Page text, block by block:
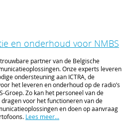
en onderhoud voor NMBS
partner van de Belgische
Onze experts leveren
ondersteuning aan ICTRA, de
het leveren en onderhoud op de radio’s
Groep. Zo kan het personeel van de
voor het functioneren van de
en doen op aanvraag
Lees meer...